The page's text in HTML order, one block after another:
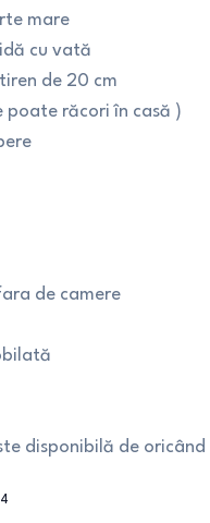
mare
cu vată
de 20 cm
poate răcori în casă )
de camere
disponibilă de